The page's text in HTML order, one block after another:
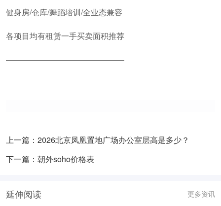
健身房/仓库/舞蹈培训/全业态兼容
各项目均有租赁一手买卖面积推荐
———————————————
上一篇：2026北京凤凰置地广场办公室层高是多少？
下一篇：朝外soho价格表
延伸阅读 更多资讯